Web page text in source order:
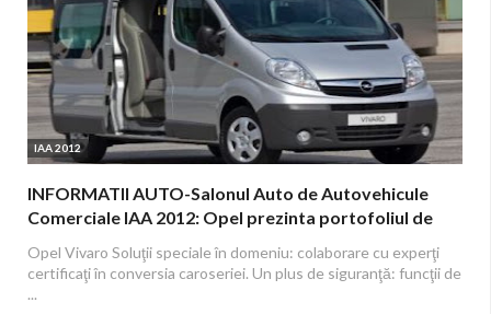
IAA 2012
INFORMATII AUTO-Salonul Auto de Autovehicule
Comerciale IAA 2012: Opel prezinta portofoliul de
Opel Vivaro Soluţii speciale în domeniu: colaborare cu experţi
certificaţi în conversia caroseriei. Un plus de siguranţă: funcţii de
...